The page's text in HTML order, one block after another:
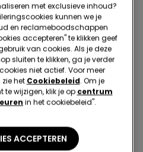
1
met exclusieve inhoud?
kunnen we je
en reclameboodschappen
accepteren" te klikken geef
van cookies. Als je deze
sluiten te klikken, ga je verder
niet actief. Voor meer
het Cookiebeleid. Om je
te wijzigen, klik je op centrum
in het cookiebeleid".
ACCEPTEREN